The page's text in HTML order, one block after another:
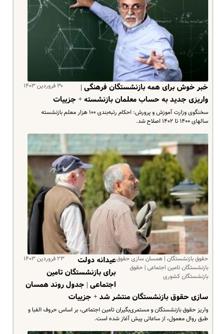
۳۰ فروردین ۱۴۰۳
خبر خوش برای همه بازنشستگان فرهنگی |
واریزی جدید به حساب معلمان بازنشسته + جزییات
سخنگوی وزارت آموزش و پرورش: احکام رتبه‌بندی ۱۰۰ هزار معلم بازنشسته
سالهای ۱۴۰۰ تا ۱۴۰۲ اصلاح شد.
حقوق بازنشستگان | همسان سازی حقوق
بازنشستگان تامین اجتماعی | حقوق
بازنشستگان کشوری
۲۳ فروردین ۱۴۰۳
عیدانه دولت
برای بازنشستگان تامین
اجتماعی | جدول روند همسان
سازی حقوق بازنشستگان منتشر شد + جزییات
واریز حقوق بازنشستگان و مستمری‌بگیران تامین اجتماعی، بر اساس حروف الفبا و
طبق روال معمول، از ساعاتی پیش آغاز شده است.